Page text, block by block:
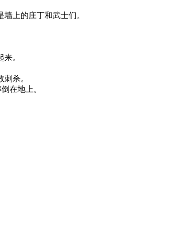
上的庄丁和武士们。
。
杀。
在地上。